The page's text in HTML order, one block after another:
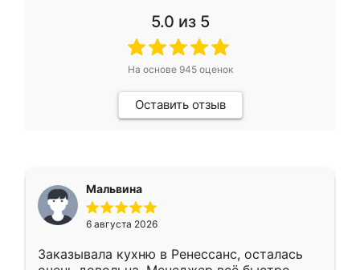
5.0 из 5
На основе 945оценок
Оставить отзыв
Мальвина
6 августа 2026
Заказывала кухню в Ренессанс, осталась